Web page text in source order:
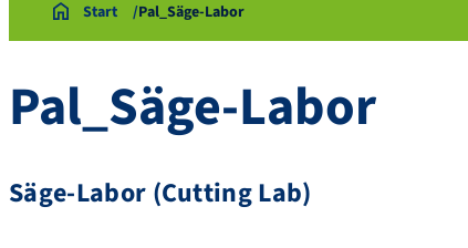
Start Pal_Säge-Labor
Pal_Säge-Labor
Säge-Labor (Cutting Lab)